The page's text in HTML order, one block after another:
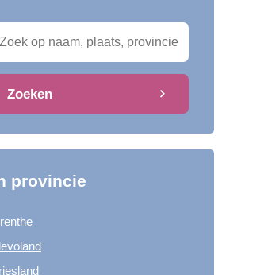
Zoeken
provincie